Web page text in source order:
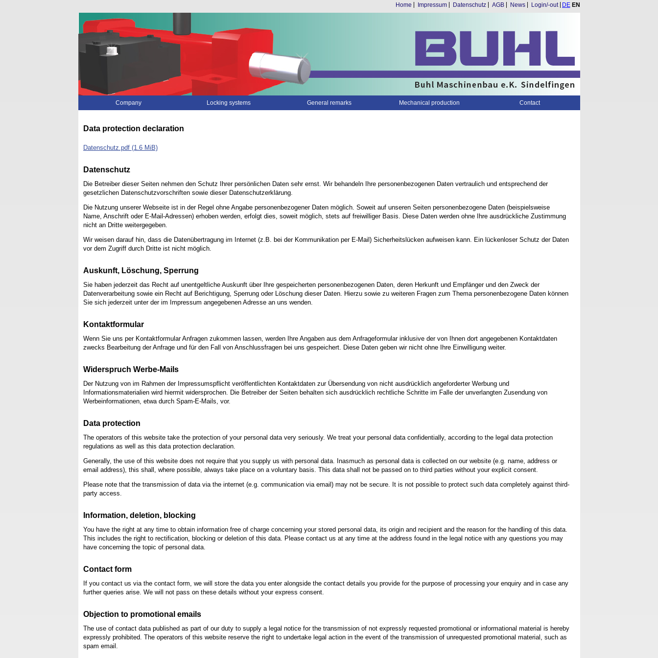
Skip
Home Impressum Datenschutz AGB News Login/-out DE EN
Company Locking systems General remarks Mechanical production Contact
Data protection declaration
Datenschutz.pdf (1.6 MiB)
Datenschutz
Die Betreiber dieser Seiten nehmen den Schutz Ihrer persönlichen Daten sehr ernst. Wir behandeln Ihre personenbezogenen Daten vertraulich und entsprechend der
gesetzlichen Datenschutzvorschriften sowie dieser Datenschutzerklärung.
Die Nutzung unserer Webseite ist in der Regel ohne Angabe personenbezogener Daten möglich. Soweit auf unseren Seiten personenbezogene Daten (beispielsweise
Name, Anschrift oder E-Mail-Adressen) erhoben werden, erfolgt dies, soweit möglich, stets auf freiwilliger Basis. Diese Daten werden ohne Ihre ausdrückliche Zustimmung
nicht an Dritte weitergegeben.
Wir weisen darauf hin, dass die Datenübertragung im Internet (z.B. bei der Kommunikation per E-Mail) Sicherheitslücken aufweisen kann. Ein lückenloser Schutz der Daten
vor dem Zugriff durch Dritte ist nicht möglich.
Auskunft, Löschung, Sperrung
Sie haben jederzeit das Recht auf unentgeltliche Auskunft über Ihre gespeicherten personenbezogenen Daten, deren Herkunft und Empfänger und den Zweck der
Datenverarbeitung sowie ein Recht auf Berichtigung, Sperrung oder Löschung dieser Daten. Hierzu sowie zu weiteren Fragen zum Thema personenbezogene Daten können
Sie sich jederzeit unter der im Impressum angegebenen Adresse an uns wenden.
Kontaktformular
Wenn Sie uns per Kontaktformular Anfragen zukommen lassen, werden Ihre Angaben aus dem Anfrageformular inklusive der von Ihnen dort angegebenen Kontaktdaten
zwecks Bearbeitung der Anfrage und für den Fall von Anschlussfragen bei uns gespeichert. Diese Daten geben wir nicht ohne Ihre Einwilligung weiter.
Widerspruch Werbe-Mails
Der Nutzung von im Rahmen der Impressumspflicht veröffentlichten Kontaktdaten zur Übersendung von nicht ausdrücklich angeforderter Werbung und
Informationsmaterialien wird hiermit widersprochen. Die Betreiber der Seiten behalten sich ausdrücklich rechtliche Schritte im Falle der unverlangten Zusendung von
Werbeinformationen, etwa durch Spam-E-Mails, vor.
Data protection
The operators of this website take the protection of your personal data very seriously. We treat your personal data confidentially, according to the legal data protection
regulations as well as this data protection declaration.
Generally, the use of this website does not require that you supply us with personal data. Inasmuch as personal data is collected on our website (e.g. name, address or
email address), this shall, where possible, always take place on a voluntary basis. This data shall not be passed on to third parties without your explicit consent.
Please note that the transmission of data via the internet (e.g. communication via email) may not be secure. It is not possible to protect such data completely against third-
party access.
Information, deletion, blocking
You have the right at any time to obtain information free of charge concerning your stored personal data, its origin and recipient and the reason for the handling of this data.
This includes the right to rectification, blocking or deletion of this data. Please contact us at any time at the address found in the legal notice with any questions you may
have concerning the topic of personal data.
Contact form
If you contact us via the contact form, we will store the data you enter alongside the contact details you provide for the purpose of processing your enquiry and in case any
further queries arise. We will not pass on these details without your express consent.
Objection to promotional emails
The use of contact data published as part of our duty to supply a legal notice for the transmission of not expressly requested promotional or informational material is hereby
expressly prohibited. The operators of this website reserve the right to undertake legal action in the event of the transmission of unrequested promotional material, such as
spam email.